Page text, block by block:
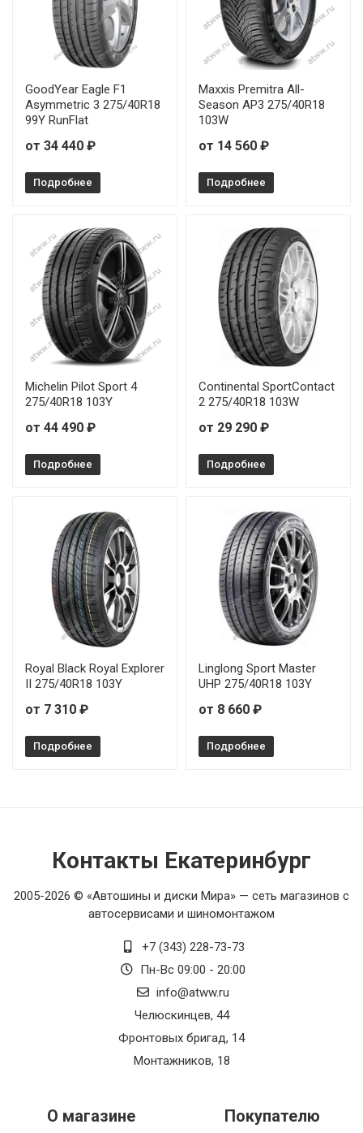
GoodYear Eagle F1
Asymmetric 3 275/40R18
99Y RunFlat
от 34 440 ₽
Подробнее
Maxxis Premitra All-
Season AP3 275/40R18
103W
от 14 560 ₽
Подробнее
Michelin Pilot Sport 4
275/40R18 103Y
от 44 490 ₽
Подробнее
Continental SportContact
2 275/40R18 103W
от 29 290 ₽
Подробнее
Royal Black Royal Explorer
II 275/40R18 103Y
от 7 310 ₽
Подробнее
Linglong Sport Master
UHP 275/40R18 103Y
от 8 660 ₽
Подробнее
Контакты Екатеринбург
2005-2026 © «Автошины и диски Мира» — сеть магазинов с
автосервисами и шиномонтажом
+7 (343) 228-73-73
Пн-Вс 09:00 - 20:00
info@atww.ru
Челюскинцев, 44
Фронтовых бригад, 14
Монтажников, 18
О магазине Покупателю